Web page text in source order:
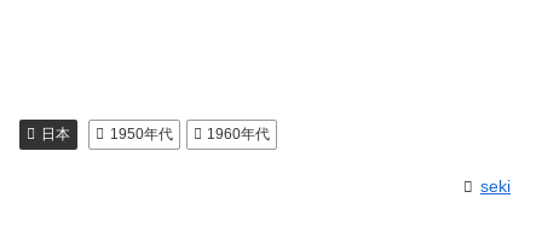
日本 1950年代 1960年代
seki